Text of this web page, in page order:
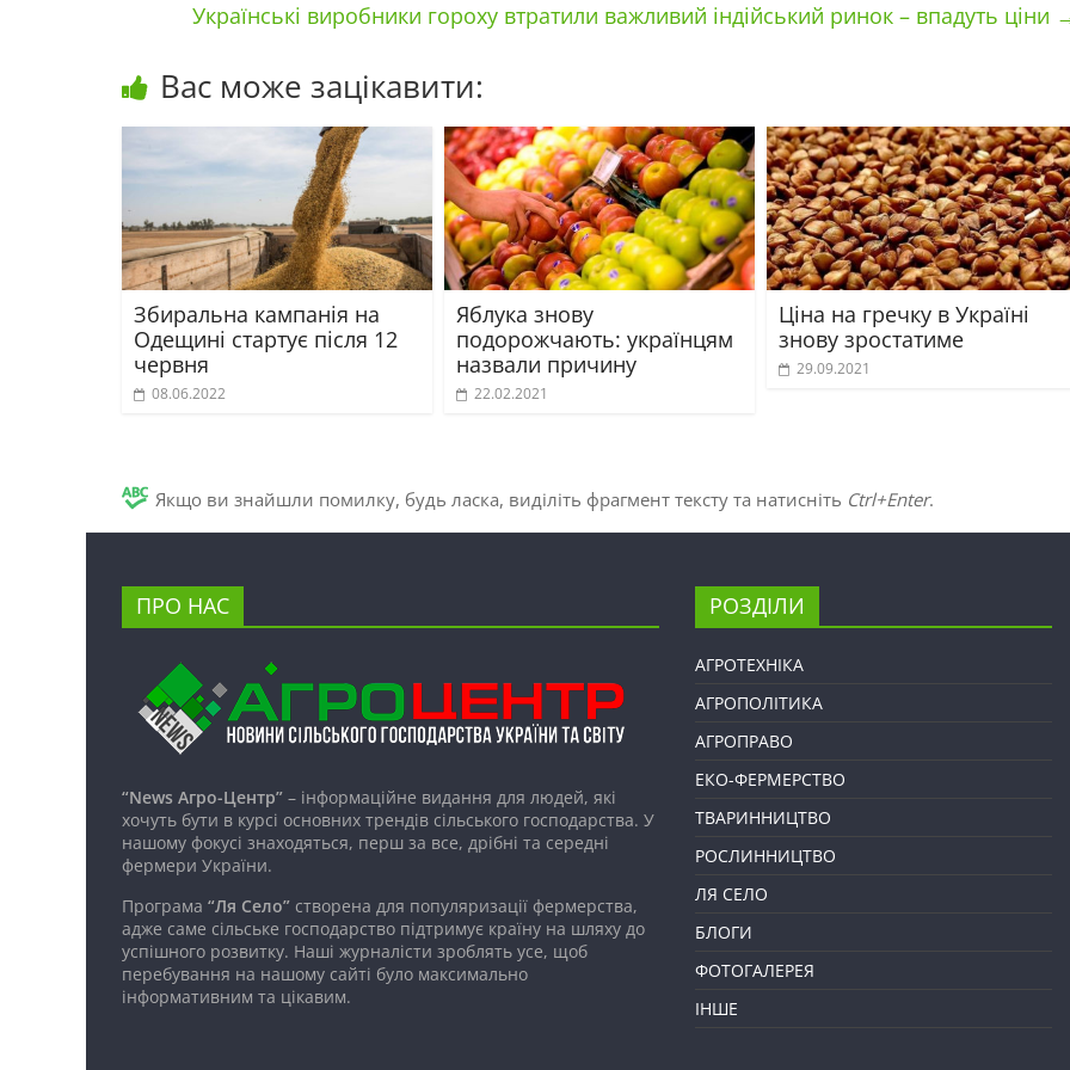
Українські виробники гороху втратили важливий індійський ринок – впадуть ціни
Вас може зацікавити:
Збиральна кампанія на
Одещині стартує після 12
червня
08.06.2022
Яблука знову
подорожчають: українцям
назвали причину
22.02.2021
Ціна на гречку в Україні
знову зростатиме
29.09.2021
Якщо ви знайшли помилку, будь ласка, виділіть фрагмент тексту та натисніть Ctrl+Enter.
ПРО НАС
“News Агро-Центр” – інформаційне видання для людей, які
хочуть бути в курсі основних трендів сільського господарства. У
нашому фокусі знаходяться, перш за все, дрібні та середні
фермери України.
Програма “Ля Село” створена для популяризації фермерства,
адже саме сільське господарство підтримує країну на шляху до
успішного розвитку. Наші журналісти зроблять усе, щоб
перебування на нашому сайті було максимально
інформативним та цікавим.
РОЗДІЛИ
АГРОТЕХНІКА
АГРОПОЛІТИКА
АГРОПРАВО
ЕКО-ФЕРМЕРСТВО
ТВАРИННИЦТВО
РОСЛИННИЦТВО
ЛЯ СЕЛО
БЛОГИ
ФОТОГАЛЕРЕЯ
ІНШЕ